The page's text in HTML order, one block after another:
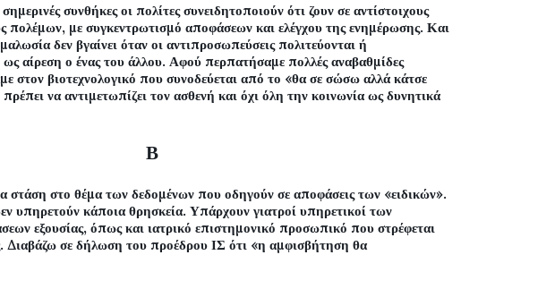
συνθήκες οι πολίτες συνειδητοποιούν ότι ζουν σε αντίστοιχους
πολέμων, με συγκεντρωτισμό αποφάσεων και ελέγχου της ενημέρωσης. Και
δεν βγαίνει όταν οι αντιπροσωπεύσεις πολιτεύονται ή
ως αίρεση ο ένας του άλλου. Αφού περπατήσαμε πολλές αναβαθμίδες
στον βιοτεχνολογικό που συνοδεύεται από το «θα σε σώσω αλλά κάτσε
να αντιμετωπίζει τον ασθενή και όχι όλη την κοινωνία ως δυνητικά
Β
στο θέμα των δεδομένων που οδηγούν σε αποφάσεις των «ειδικών».
υπηρετούν κάποια θρησκεία. Υπάρχουν γιατροί υπηρετικοί των
εξουσίας, όπως και ιατρικό επιστημονικό προσωπικό που στρέφεται
Διαβάζω σε δήλωση του προέδρου ΙΣ ότι «η αμφισβήτηση θα